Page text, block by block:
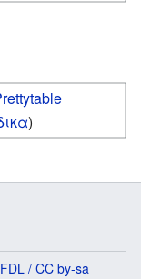
)
/ CC by-sa